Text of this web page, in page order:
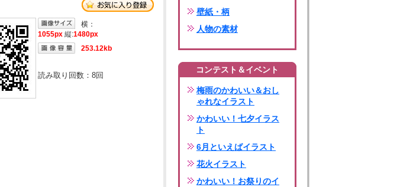
横：
1055px 縦:1480px
253.12kb
読み取り回数： 8回
壁紙・柄
人物の素材
コンテスト＆イベント
梅雨のかわいい＆おし
ゃれなイラスト
かわいい！七夕イラス
ト
6月といえばイラスト
花火イラスト
かわいい！お祭りのイ